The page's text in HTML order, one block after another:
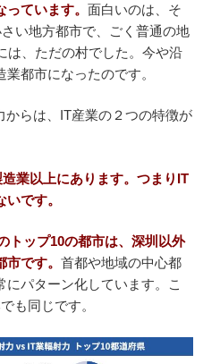
ています。 面白いのは、そ
い地方都市で、ごく普通の地
は、ただの村でした。今や沿
都市になったのです。
らは、IT産業の２つの特徴が
業以上にあります。 つまりIT
です。
トップ10の都市は、深圳以外
です。 首都や地域の中心都
パターン化しています。こ
も同じです。